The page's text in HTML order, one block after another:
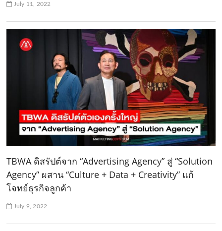
July 11, 2022
TBWA ดิสรัปต์จาก “Advertising Agency” สู่ “Solution
Agency” ผสาน “Culture + Data + Creativity” แก้
โจทย์ธุรกิจลูกค้า
July 9, 2022